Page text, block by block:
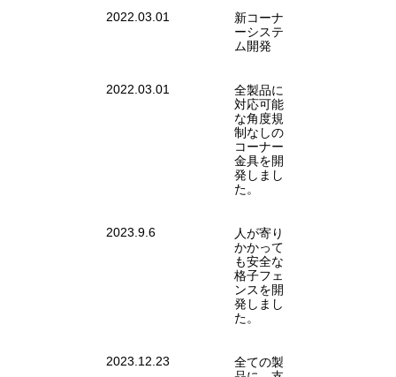
2022.03.01
新コーナ
ーシステ
ム開発
2022.03.01
全製品に
対応可能
な角度規
制なしの
コーナー
金具を開
発しまし
た。
2023.9.6
人が寄り
かかって
も安全な
格子フェ
ンスを開
発しまし
た。
2023.12.23
全ての製